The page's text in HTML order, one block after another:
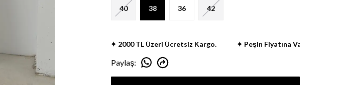
40 38 36 42
✦ 2000 TL Üzeri Ücretsiz Kargo. ✦ Peşin Fiyatına Vade Farksız 3
Paylaş: